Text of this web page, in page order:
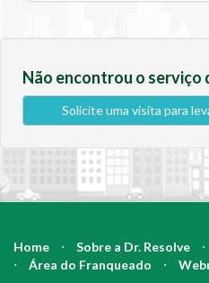
Não encontrou o serviço
Solicite uma visita para
Home ⋅ Sobre a Dr. Resolve ⋅
⋅
Área do Franqueado ⋅